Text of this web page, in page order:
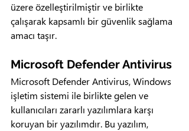
üzere özelleştirilmiştir ve birlikte
çalışarak kapsamlı bir güvenlik sağlama
amacı taşır.
Microsoft Defender Antivirus
Microsoft Defender Antivirus, Windows
işletim sistemi ile birlikte gelen ve
kullanıcıları zararlı yazılımlara karşı
koruyan bir yazılımdır. Bu yazılım,